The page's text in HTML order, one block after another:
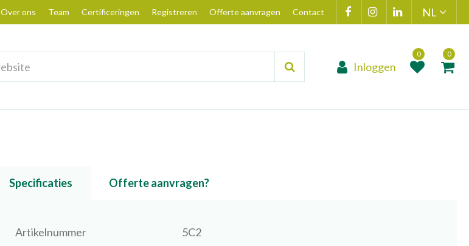
Over ons Team Certificeringen Registreren Offerte aanvragen Contact
Inloggen
Specificaties Offerte aanvragen?
Artikelnummer 5C2